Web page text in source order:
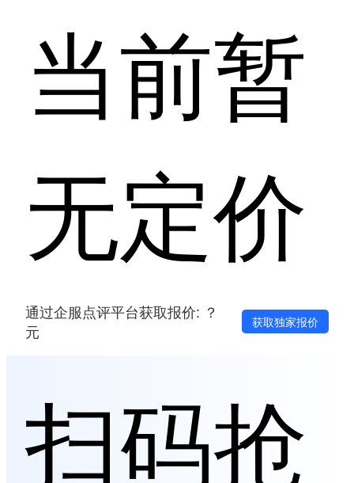
当前暂
无定价
通过企服点评平台获取报价: ？
元
获取独家报价
扫码抢